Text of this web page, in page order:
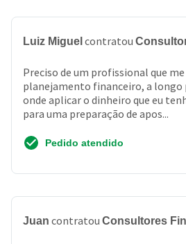
Luiz Miguel contratou
Preciso de um profissional que
planejamento financeiro, a longo
onde aplicar o dinheiro que eu
para uma preparação de apos...
Pedido atendido
Juan contratou Consultores